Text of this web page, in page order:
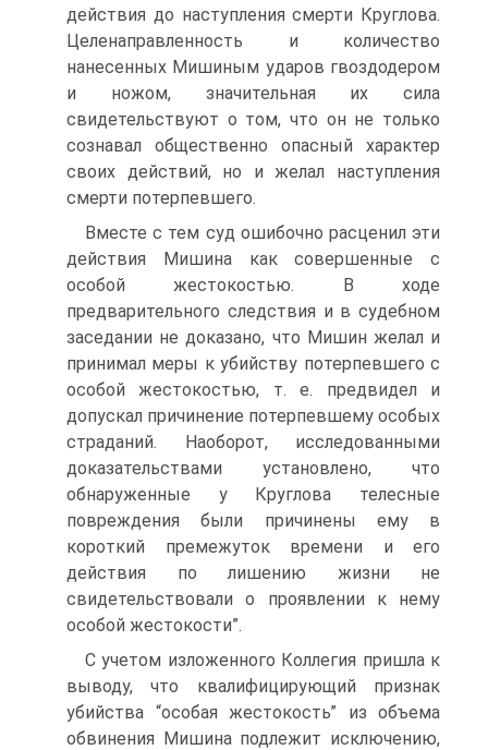
действия до наступления смерти Круглова.
Целенаправленность и количество
нанесенных Мишиным ударов гвоздодером
и ножом, значительная их сила
свидетельствуют о том, что он не только
сознавал общественно опасный характер
своих действий, но и желал наступления
смерти потерпевшего.
Вместе с тем суд ошибочно расценил эти
действия Мишина как совершенные с
особой жестокостью. В ходе
предварительного следствия и в судебном
заседании не доказано, что Мишин желал и
принимал меры к убийству потерпевшего с
особой жестокостью, т. е. предвидел и
допускал причинение потерпевшему особых
страданий. Наоборот, исследованными
доказательствами установлено, что
обнаруженные у Круглова телесные
повреждения были причинены ему в
короткий премежуток времени и его
действия по лишению жизни не
свидетельствовали о проявлении к нему
особой жестокости”.
С учетом изложенного Коллегия пришла к
выводу, что квалифицирующий признак
убийства “особая жестокость” из объема
обвинения Мишина подлежит исключению,